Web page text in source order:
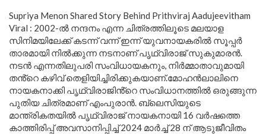
Supriya Menon Shared Story Behind Prithviraj Aadujeevitham
Viral : 2002-ൽ നന്ദനം എന്ന ചിത്രത്തിലൂടെ മലയാള
സിനിമയിലേക്ക് കടന്ന് വന്ന് ഇന്ന് യുവനായകരിൽ സൂപ്പർ
താരമായി നിൽക്കുന്ന നടനാണ് പൃഥ്വിരാജ് സുകുമാരൻ.
നടൻ എന്നതിലുപരി സംവിധായകനും, നിർമ്മാതാവുമായി
തൻ്റെ കഴിവ് തെളിയിച്ചിരിക്കുകയാണ്.മോഹൻലാലിനെ
നായകനാക്കി പൃഥ്വിരാജിൻ്റെ സംവിധാനത്തിൽ ഒരുങ്ങുന്ന
പുതിയ ചിത്രമാണ് എംപുരാൻ. ബ്ലെസിയുടെ
മാന്ത്രികതയിൽ പൃഥ്വിരാജ് നായകനായി 16 വർഷത്തെ
കാത്തിരിപ്പ് അവസാനിപ്പിച്ച് 2024 മാർച്ച് 28 ന് ആടുജീവിതം